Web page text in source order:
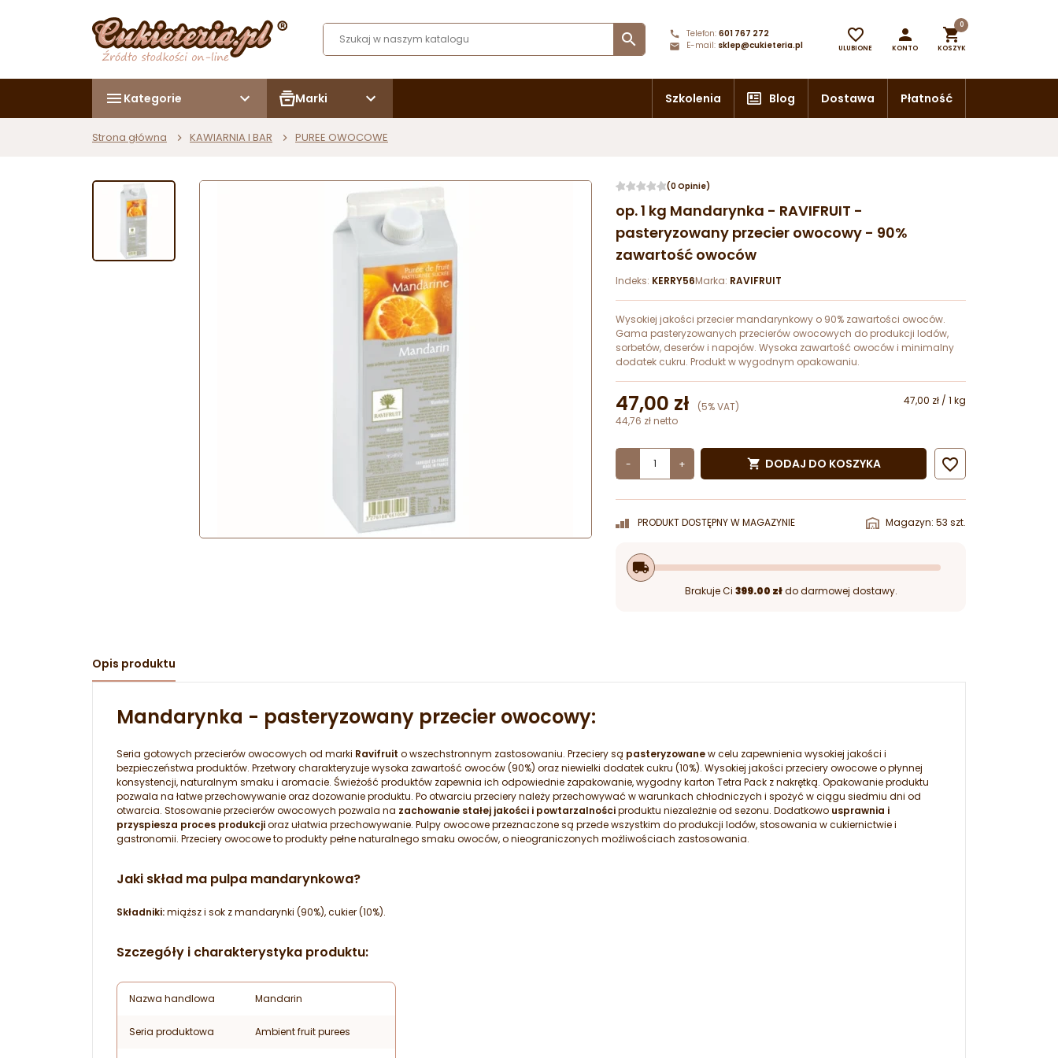
 Telefon: 601 767 272
E-mail: sklep@cukieteria.pl

ULUBIONE

KONTO

0
KOSZYK
Kategorie Marki Szkolenia Blog Dostawa Płatność
Strona główna KAWIARNIA I BAR PUREE OWOCOWE
(0 Opinie)
op. 1 kg Mandarynka - RAVIFRUIT -
pasteryzowany przecier owocowy - 90%
zawartość owoców
Indeks: KERRY56Marka: RAVIFRUIT
Wysokiej jakości przecier mandarynkowy o 90% zawartości owoców.
Gama pasteryzowanych przecierów owocowych do produkcji lodów,
sorbetów, deserów i napojów. Wysoka zawartość owoców i minimalny
dodatek cukru. Produkt w wygodnym opakowaniu.
47,00 zł (5% VAT)
47,00 zł / 1 kg
44,76 zł netto
- +  DODAJ DO KOSZYKA 
PRODUKT DOSTĘPNY W MAGAZYNIE Magazyn: 53 szt.
local_shipping
Brakuje Ci 399.00 złdo darmowej dostawy.
Opis produktu
Mandarynka - pasteryzowany przecier owocowy:
Seria gotowych przecierów owocowych od marki Ravifruit o wszechstronnym zastosowaniu. Przeciery są pasteryzowanew celu zapewnienia wysokiej jakości i
bezpieczeństwa produktów. Przetwory charakteryzuje wysoka zawartość owoców (90%) oraz niewielki dodatek cukru (10%). Wysokiej jakości przeciery owocowe o płynnej
konsystencji, naturalnym smaku i aromacie. Świeżość produktów zapewnia ich odpowiednie zapakowanie, wygodny karton Tetra Pack z nakrętką. Opakowanie produktu
pozwala na łatwe przechowywanie oraz dozowanie produktu. Po otwarciu przeciery należy przechowywać w warunkach chłodniczych i spożyć w ciągu siedmiu dni od
otwarcia. Stosowanie przecierów owocowych pozwala na zachowanie stałej jakości i powtarzalnościproduktu niezależnie od sezonu. Dodatkowo usprawnia i
przyspiesza proces produkcjioraz ułatwia przechowywanie. Pulpy owocowe przeznaczone są przede wszystkim do produkcji lodów, stosowania w cukiernictwie i
gastronomii. Przeciery owocowe to produkty pełne naturalnego smaku owoców, o nieograniczonych możliwościach zastosowania.
Jaki skład ma pulpa mandarynkowa?
Składniki:miąższ i sok z mandarynki (90%), cukier (10%).
Szczegóły i charakterystyka produktu:
Nazwa handlowa Mandarin
Seria produktowa Ambient fruit purees